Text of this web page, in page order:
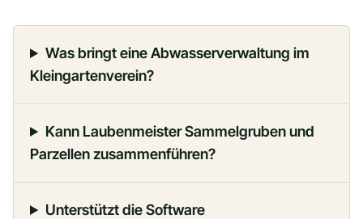
Was bringt eine Abwasserverwaltung im
Kleingartenverein?
Kann Laubenmeister Sammelgruben und
Parzellen zusammenführen?
Unterstützt die Software